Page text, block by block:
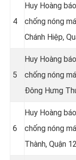
4
Huy Hoàng
chống nóng
Chánh Hiệp,
5
Huy Hoàng
chống nóng
Đông Hưng
6
Huy Hoàng
chống nóng
Thành, Quận 12